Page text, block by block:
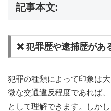
記事本文:
❌ 犯罪歴や逮捕歴があ
犯罪の種類によって印象は
微な交通違反程度であれば
として理解できます。しか